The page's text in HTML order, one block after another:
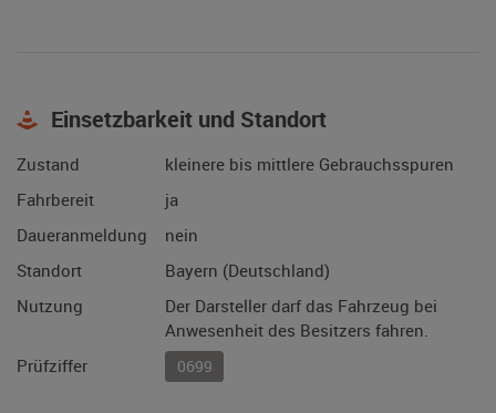
Einsetzbarkeit und Standort
Zustand
kleinere bis mittlere Gebrauchsspuren
Fahrbereit
ja
Daueranmeldung
nein
Standort
Bayern (Deutschland)
Nutzung
Der Darsteller darf das Fahrzeug bei
Anwesenheit des Besitzers fahren.
Prüfziffer
0699